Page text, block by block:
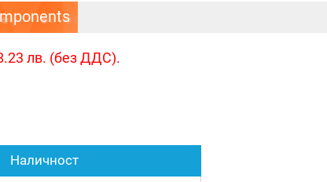
лв. (без ДДС).
Наличност